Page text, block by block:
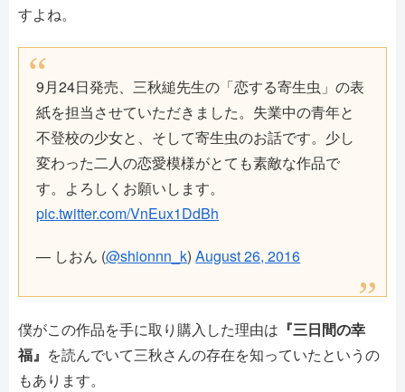
すよね。
9月24日発売、三秋縋先生の「恋する寄生虫」の表
紙を担当させていただきました。失業中の青年と
不登校の少女と、そして寄生虫のお話です。少し
変わった二人の恋愛模様がとても素敵な作品で
す。よろしくお願いします。
pic.twitter.com/VnEux1DdBh
— しおん (@shionnn_k)August 26, 2016
僕がこの作品を手に取り購入した理由は 『三日間の幸
福』 を読んでいて三秋さんの存在を知っていたというの
もあります。